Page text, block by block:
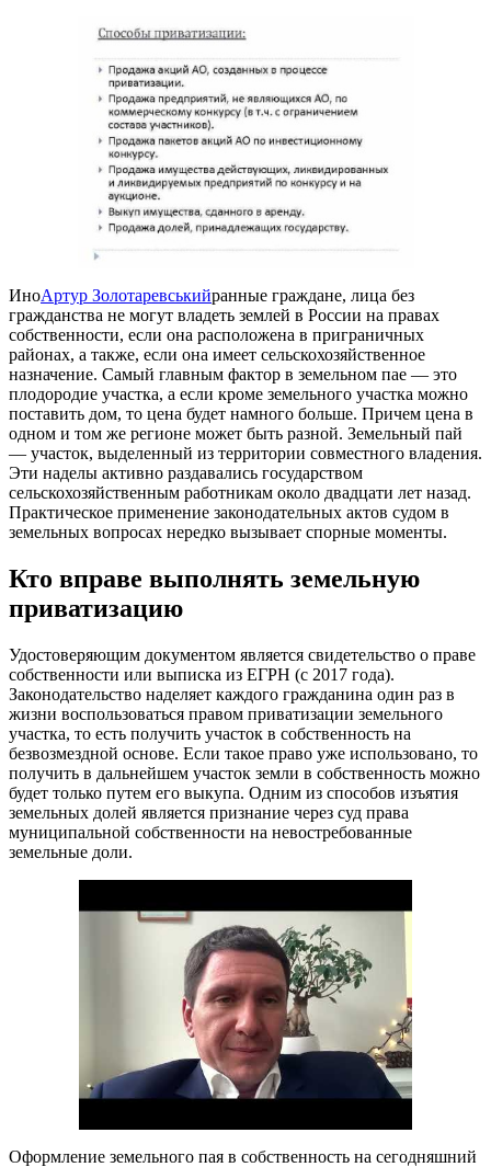
ИноАртур Золотаревськийранные граждане, лица без
гражданства не могут владеть землей в России на правах
собственности, если она расположена в приграничных
районах, а также, если она имеет сельскохозяйственное
назначение. Самый главным фактор в земельном пае — это
плодородие участка, а если кроме земельного участка можно
поставить дом, то цена будет намного больше. Причем цена в
одном и том же регионе может быть разной. Земельный пай
— участок, выделенный из территории совместного владения.
Эти наделы активно раздавались государством
сельскохозяйственным работникам около двадцати лет назад.
Практическое применение законодательных актов судом в
земельных вопросах нередко вызывает спорные моменты.
Кто вправе выполнять земельную
приватизацию
Удостоверяющим документом является свидетельство о праве
собственности или выписка из ЕГРН (с 2017 года).
Законодательство наделяет каждого гражданина один раз в
жизни воспользоваться правом приватизации земельного
участка, то есть получить участок в собственность на
безвозмездной основе. Если такое право уже использовано, то
получить в дальнейшем участок земли в собственность можно
будет только путем его выкупа. Одним из способов изъятия
земельных долей является признание через суд права
муниципальной собственности на невостребованные
земельные доли.
Оформление земельного пая в собственность на сегодняшний